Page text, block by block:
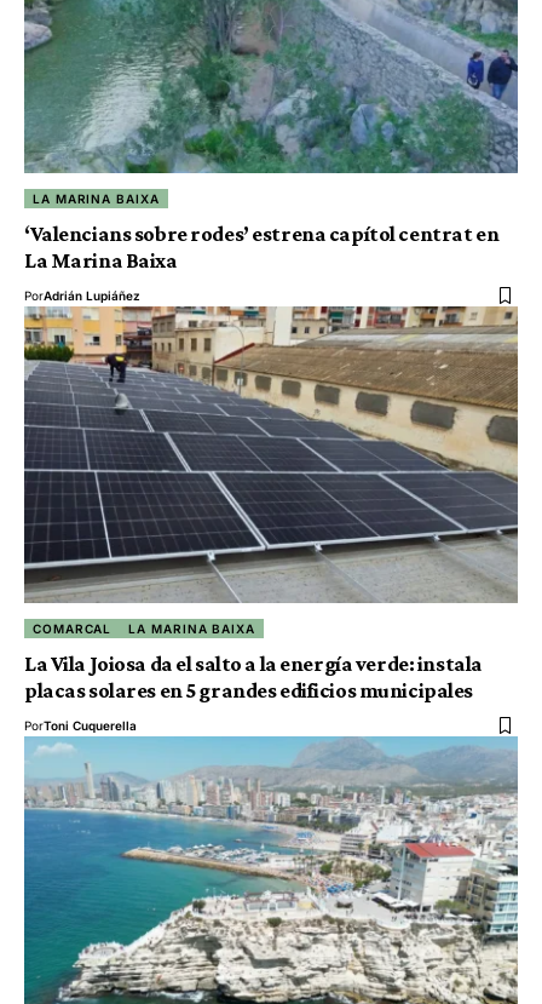
LA MARINA BAIXA
‘Valencians sobre rodes’ estrena capítol centrat en
La Marina Baixa
PorAdrián Lupiáñez
COMARCAL LA MARINA BAIXA
La Vila Joiosa da el salto a la energía verde: instala
placas solares en 5 grandes edificios municipales
PorToni Cuquerella